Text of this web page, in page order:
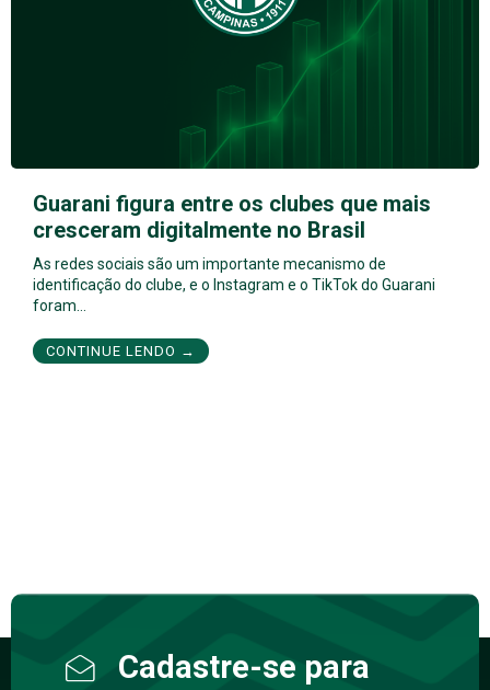
Guarani figura entre os clubes que mais
cresceram digitalmente no Brasil
As redes sociais são um importante mecanismo de
identificação do clube, e o Instagram e o TikTok do Guarani
foram…
CONTINUE LENDO →
Cadastre-se para